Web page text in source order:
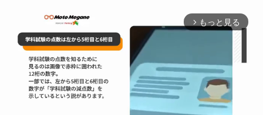
arrow_forward_ios もっと見る